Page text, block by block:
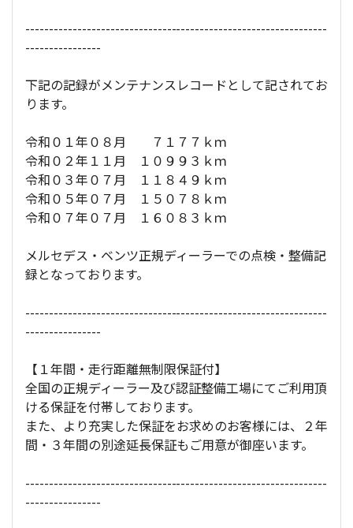
----------------------------------------------------------------
----------------
下記の記録がメンテナンスレコードとして記されてお
ります。
令和０１年０８月 ７１７７ｋｍ
令和０２年１１月 １０９９３ｋｍ
令和０３年０７月 １１８４９ｋｍ
令和０５年０７月 １５０７８ｋｍ
令和０７年０７月 １６０８３ｋｍ
メルセデス・ベンツ正規ディーラーでの点検・整備記
録となっております。
----------------------------------------------------------------
----------------
【１年間・走行距離無制限保証付】
全国の正規ディーラー及び認証整備工場にてご利用頂
ける保証を付帯しております。
また、より充実した保証をお求めのお客様には、２年
間・３年間の別途延長保証もご用意が御座います。
----------------------------------------------------------------
----------------